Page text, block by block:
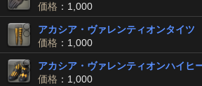
価格 ：1,000
アカシア・ヴァレンティオンタイツ
価格 ：1,000
アカシア・ヴァレンティオンハイヒ
価格 ：1,000